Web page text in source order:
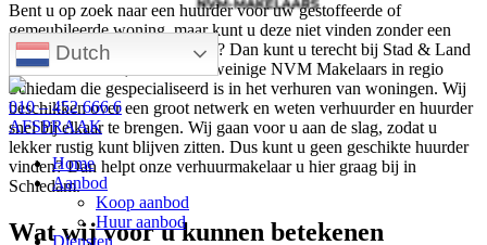
Dutch
010 – 452 666 6
AFSPRAAK
Home
Aanbod
Koop aanbod
Huur aanbod
Diensten
Bent u op zoek naar een huurder voor uw gestoffeerde of
gemeubileerde woning, maar kunt u deze niet vinden zonder een
verhuurmakelaar in Rotterdam? Dan kunt u terecht bij Stad & Land
NVM Makelaars, één van de weinige NVM Makelaars in regio
Schiedam die gespecialiseerd is in het verhuren van woningen. Wij
beschikken over een groot netwerk en weten verhuurder en huurder
snel bij elkaar te brengen. Wij gaan voor u aan de slag, zodat u
lekker rustig kunt blijven zitten. Dus kunt u geen geschikte huurder
vinden? Dan helpt onze verhuurmakelaar u hier graag bij in
Schiedam.
Wat wij voor u kunnen betekenen